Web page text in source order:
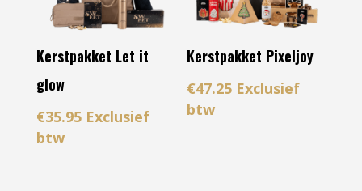
Kerstpakket Let it
glow
€35.95 Exclusief
btw
Kerstpakket Pixeljoy
€47.25 Exclusief
btw